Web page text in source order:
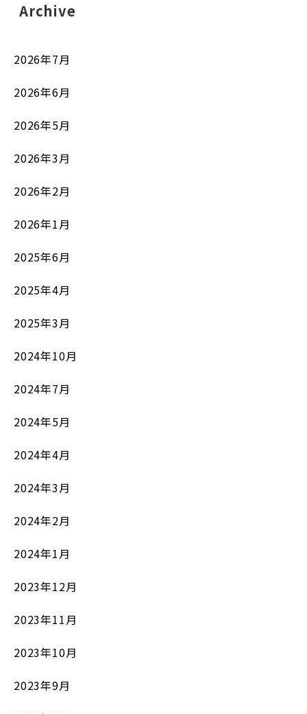
Archive
2026年7月
2026年6月
2026年5月
2026年3月
2026年2月
2026年1月
2025年6月
2025年4月
2025年3月
2024年10月
2024年7月
2024年5月
2024年4月
2024年3月
2024年2月
2024年1月
2023年12月
2023年11月
2023年10月
2023年9月